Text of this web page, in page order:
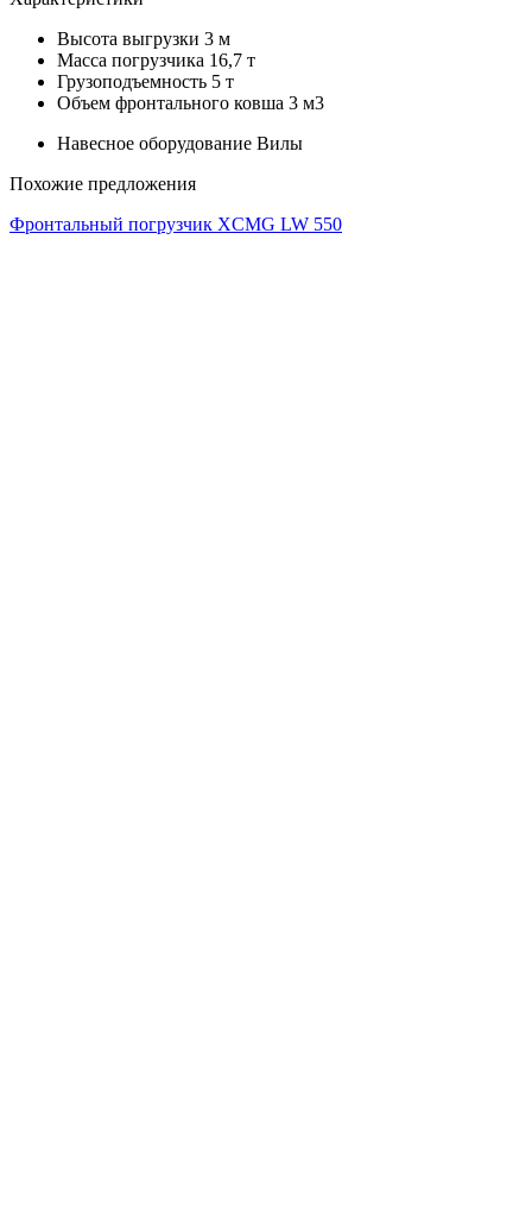
Высота выгрузки 3 м
Масса погрузчика 16,7 т
Грузоподъемность 5 т
Объем фронтального ковша 3 м3
Навесное оборудование Вилы
Похожие предложения
Фронтальный погрузчик XCMG LW 550